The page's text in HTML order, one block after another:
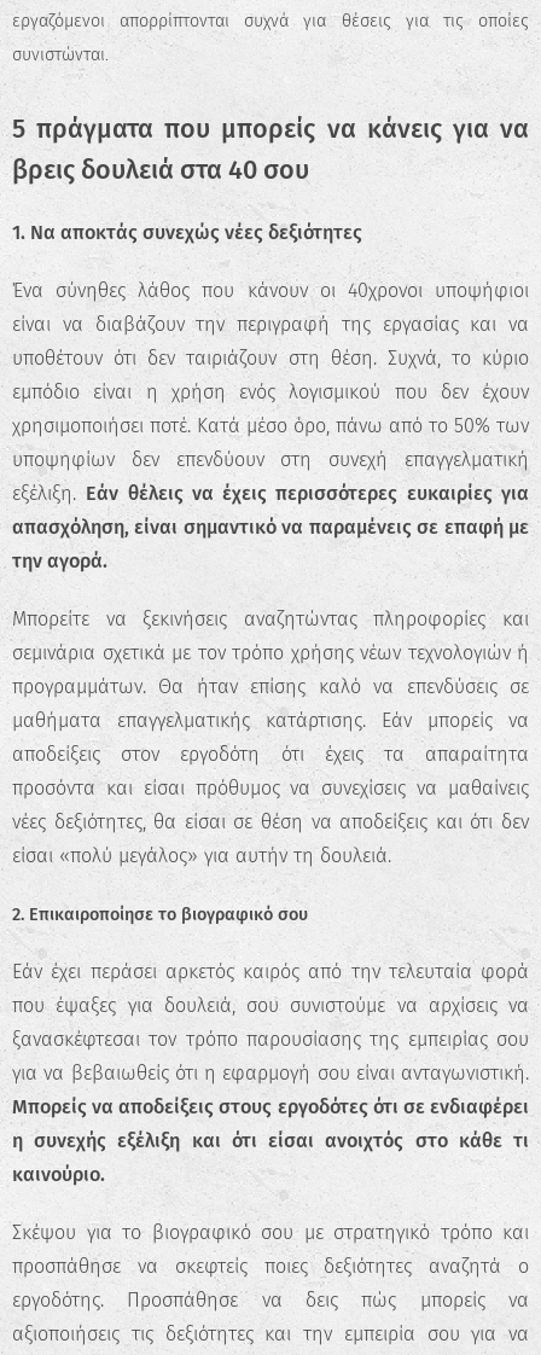
εργαζόμενοι απορρίπτονται συχνά για θέσεις για τις οποίες
συνιστώνται.
5 πράγματα που μπορείς να κάνεις για να
βρεις δουλειά στα 40 σου
1. Να αποκτάς συνεχώς νέες δεξιότητες
Ένα σύνηθες λάθος που κάνουν οι 40χρονοι υποψήφιοι
είναι να διαβάζουν την περιγραφή της εργασίας και να
υποθέτουν ότι δεν ταιριάζουν στη θέση. Συχνά, το κύριο
εμπόδιο είναι η χρήση ενός λογισμικού που δεν έχουν
χρησιμοποιήσει ποτέ. Κατά μέσο όρο, πάνω από το 50% των
υποψηφίων δεν επενδύουν στη συνεχή επαγγελματική
εξέλιξη.Εάν θέλειςναέχεις περισσότερες ευκαιρίες για
απασχόληση, είναι σημαντικό να παραμένειςσε επαφή με
την αγορά.
Μπορείτε να ξεκινήσεις αναζητώντας πληροφορίες και
σεμινάρια σχετικά με τον τρόπο χρήσης νέων τεχνολογιών ή
προγραμμάτων. Θα ήταν επίσης καλό να επενδύσεις σε
μαθήματα επαγγελματικής κατάρτισης. Εάν μπορείς να
αποδείξεις στον εργοδότη ότι έχεις τα απαραίτητα
προσόντα και είσαι πρόθυμος να συνεχίσεις να μαθαίνεις
νέες δεξιότητες, θα είσαι σε θέση να αποδείξεις και ότι δεν
είσαι «πολύ μεγάλος» για αυτήν τη δουλειά.
2. Επικαιροποίησε το βιογραφικό σου
Εάν έχει περάσει αρκετός καιρός από την τελευταία φορά
που έψαξες για δουλειά, σου συνιστούμε να αρχίσεις να
ξανασκέφτεσαι τον τρόπο παρουσίασης της εμπειρίας σου
για να βεβαιωθείς ότι η εφαρμογή σου είναι ανταγωνιστική.
Μπορείς να αποδείξεις στους εργοδότες ότι σε ενδιαφέρει
η συνεχής εξέλιξη και ότι είσαι ανοιχτός στο κάθε τι
καινούριο.
Σκέψου για το βιογραφικό σου με στρατηγικό τρόπο και
προσπάθησε να σκεφτείς ποιες δεξιότητες αναζητά ο
εργοδότης. Προσπάθησε να δεις πώς μπορείς να
αξιοποιήσεις τις δεξιότητες και την εμπειρία σου για να